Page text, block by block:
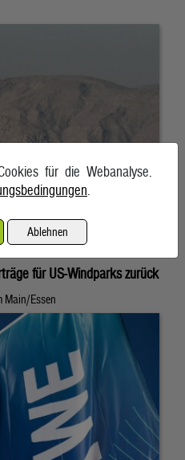
für US-Windparks zurück
Main/Essen
für die Webanalyse.
Ablehnen